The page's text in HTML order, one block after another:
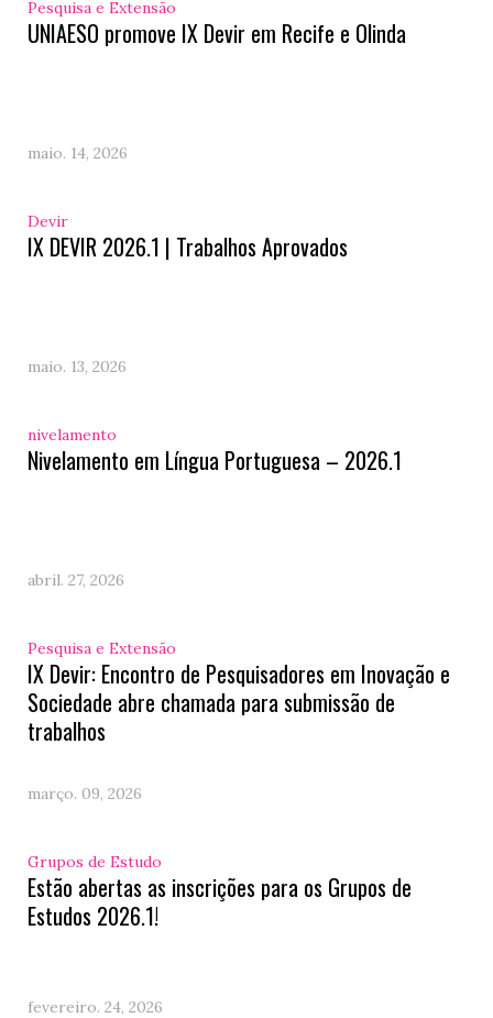
Pesquisa e Extensão
UNIAESO promove IX Devir em Recife e Olinda
maio. 14, 2026
Devir
IX DEVIR 2026.1 | Trabalhos Aprovados
maio. 13, 2026
nivelamento
Nivelamento em Língua Portuguesa – 2026.1
abril. 27, 2026
Pesquisa e Extensão
IX Devir: Encontro de Pesquisadores em Inovação e
Sociedade abre chamada para submissão de
trabalhos
março. 09, 2026
Grupos de Estudo
Estão abertas as inscrições para os Grupos de
Estudos 2026.1!
fevereiro. 24, 2026